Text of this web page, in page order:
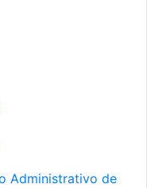
Administrativo de